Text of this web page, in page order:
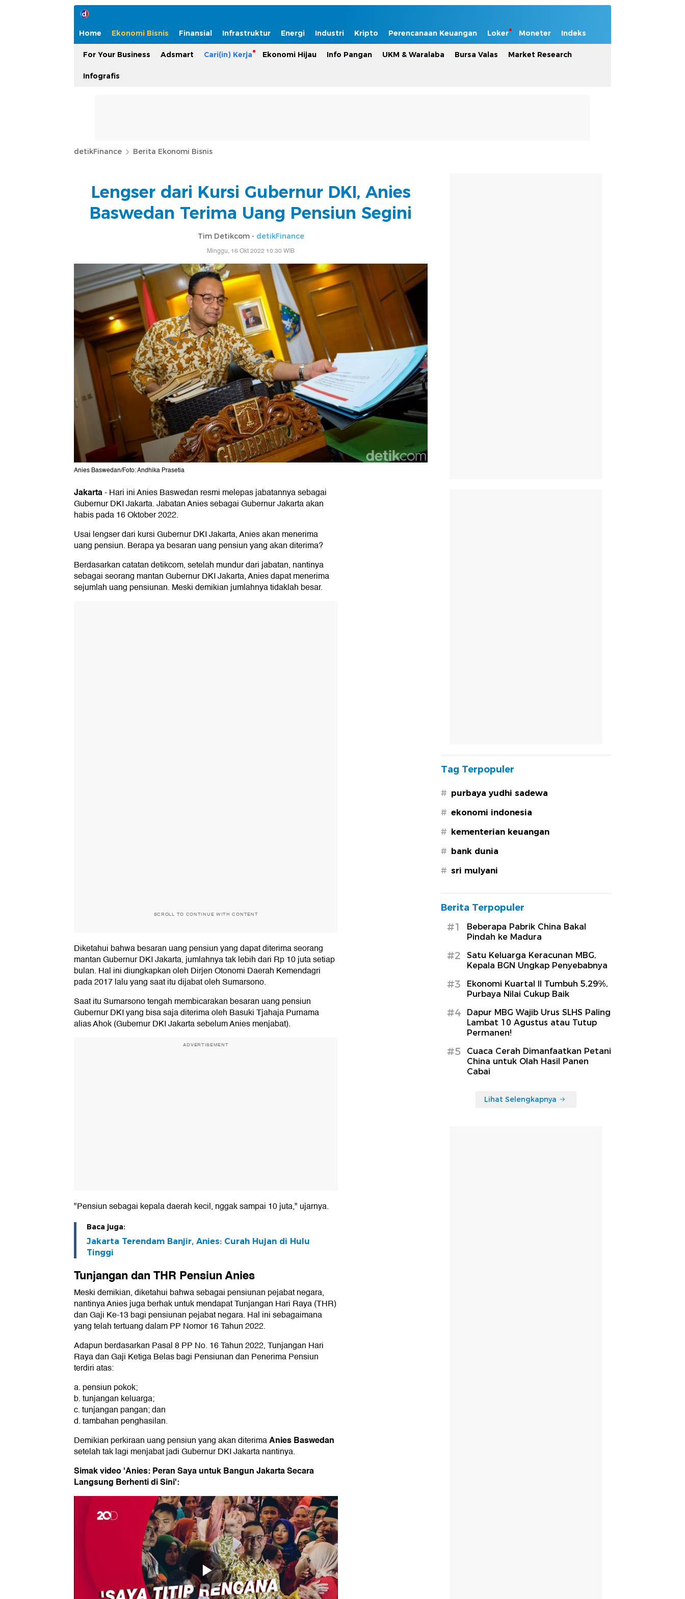
Home Ekonomi Bisnis Finansial Infrastruktur Energi Industri Kripto Perencanaan Keuangan Loker Moneter Indeks
For Your Business Adsmart Cari(in) Kerja Ekonomi Hijau Info Pangan UKM & Waralaba Bursa Valas Market Research
Infografis
detikFinance Berita Ekonomi Bisnis
Lengser dari Kursi Gubernur DKI, Anies
Baswedan Terima Uang Pensiun Segini
Tim Detikcom - detikFinance
Minggu, 16 Okt 2022 10:30 WIB
Anies Baswedan/Foto: Andhika Prasetia
Jakarta-Hari ini Anies Baswedan resmi melepas jabatannya sebagai
Gubernur DKI Jakarta. Jabatan Anies sebagai Gubernur Jakarta akan
habis pada 16 Oktober 2022.
Usai lengser dari kursi Gubernur DKI Jakarta, Anies akan menerima
uang pensiun. Berapa ya besaran uang pensiun yang akan diterima?
Berdasarkan catatan detikcom, setelah mundur dari jabatan, nantinya
sebagai seorang mantan Gubernur DKI Jakarta, Anies dapat menerima
sejumlah uang pensiunan. Meski demikian jumlahnya tidaklah besar.
SCROLL TO CONTINUE WITH CONTENT
Diketahui bahwa besaran uang pensiun yang dapat diterima seorang
mantan Gubernur DKI Jakarta, jumlahnya tak lebih dari Rp 10 juta setiap
bulan. Hal ini diungkapkan oleh Dirjen Otonomi Daerah Kemendagri
pada 2017 lalu yang saat itu dijabat oleh Sumarsono.
Saat itu Sumarsono tengah membicarakan besaran uang pensiun
Gubernur DKI yang bisa saja diterima oleh Basuki Tjahaja Purnama
alias Ahok (Gubernur DKI Jakarta sebelum Anies menjabat).
ADVERTISEMENT
"Pensiun sebagai kepala daerah kecil, nggak sampai 10 juta," ujarnya.
Baca juga:
Jakarta Terendam Banjir, Anies: Curah Hujan di Hulu
Tinggi
Tunjangan dan THR Pensiun Anies
Meski demikian, diketahui bahwa sebagai pensiunan pejabat negara,
nantinya Anies juga berhak untuk mendapat Tunjangan Hari Raya (THR)
dan Gaji Ke-13 bagi pensiunan pejabat negara. Hal ini sebagaimana
yang telah tertuang dalam PP Nomor 16 Tahun 2022.
Adapun berdasarkan Pasal 8 PP No. 16 Tahun 2022, Tunjangan Hari
Raya dan Gaji Ketiga Belas bagi Pensiunan dan Penerima Pensiun
terdiri atas:
a. pensiun pokok;
b. tunjangan keluarga;
c. tunjangan pangan; dan
d. tambahan penghasilan.
Demikian perkiraan uang pensiun yang akan diterimaAnies Baswedan
setelah tak lagi menjabat jadi Gubernur DKI Jakarta nantinya.
Simak video 'Anies: Peran Saya untuk Bangun Jakarta Secara
Langsung Berhenti di Sini':
Tag Terpopuler
# purbaya yudhi sadewa
# ekonomi indonesia
# kementerian keuangan
# bank dunia
# sri mulyani
Berita Terpopuler
#1
Beberapa Pabrik China Bakal
Pindah ke Madura
#2
Satu Keluarga Keracunan MBG,
Kepala BGN Ungkap Penyebabnya
#3
Ekonomi Kuartal II Tumbuh 5,29%,
Purbaya Nilai Cukup Baik
#4
Dapur MBG Wajib Urus SLHS Paling
Lambat 10 Agustus atau Tutup
Permanen!
#5
Cuaca Cerah Dimanfaatkan Petani
China untuk Olah Hasil Panen
Cabai
Lihat Selengkapnya